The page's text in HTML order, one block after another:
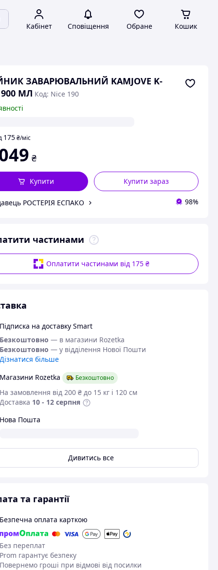
Кабінет Сповіщення Обране Кошик
ЗАВАРЮВАЛЬНИЙ KAMJOVE K-
900 МЛ Код: Nice 190
175 ₴/міс
₴
Купити зараз
Купити
РОСТЕРІЯ ЕСПАКО 98%
частинами
Оплатити частинами від 175 ₴
Підписка на доставку Smart
Безкоштовно — в магазини Rozetka
Безкоштовно — у відділення Нової Пошти
Дізнатися більше
Магазини Rozetka
Безкоштовно
На замовлення від 200 ₴ до 15 кг і 120 см
Доставка 10 - 12 серпня
Нова Пошта
Дивитись все
та гарантії
Безпечна оплата карткою
Без переплат
Prom гарантує безпеку
Повернемо гроші при відмові від посилки